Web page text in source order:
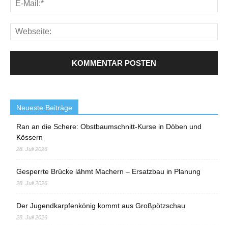
Neueste Beiträge
Ran an die Schere: Obstbaumschnitt-Kurse in Döben und
Kössern
28. Juli 2026
Gesperrte Brücke lähmt Machern – Ersatzbau in Planung
28. Juli 2026
Der Jugendkarpfenkönig kommt aus Großpötzschau
28. Juli 2026